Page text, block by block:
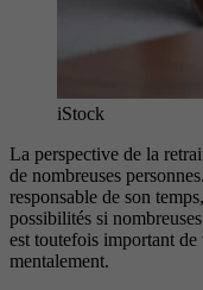
iStock
La perspective de la
de nombreuses
responsable de son
possibilités si
est toutefois important
mentalement.